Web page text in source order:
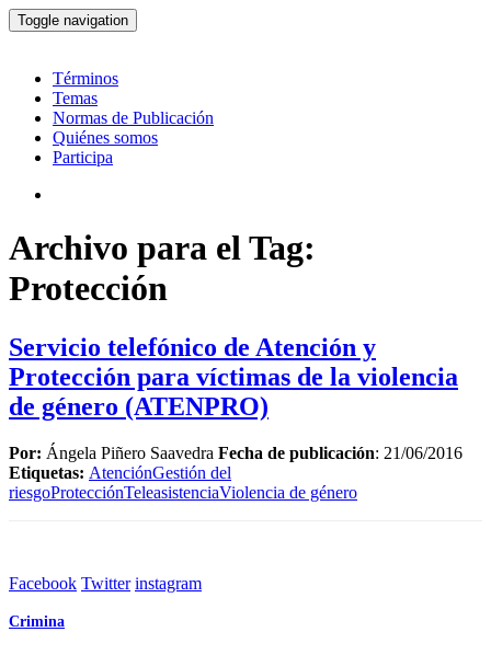
Toggle navigation
Términos
Temas
Normas de Publicación
Quiénes somos
Participa
Archivo para el Tag:
Protección
Servicio telefónico de Atención y
Protección para víctimas de la violencia
de género (ATENPRO)
Por: Ángela Piñero Saavedra Fecha de publicación: 21/06/2016
Etiquetas: AtenciónGestión del
riesgoProtecciónTeleasistenciaViolencia de género
Facebook Twitter instagram
Crimina